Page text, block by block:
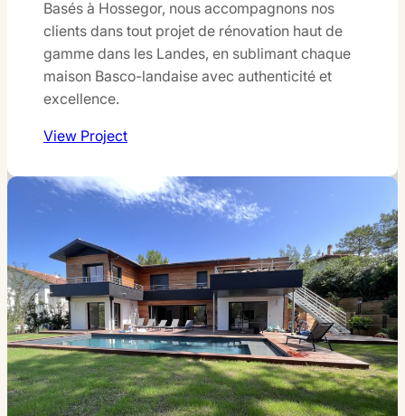
Basés à Hossegor, nous accompagnons nos
clients dans tout projet de rénovation haut de
gamme dans les Landes, en sublimant chaque
maison Basco-landaise avec authenticité et
excellence.
View Project